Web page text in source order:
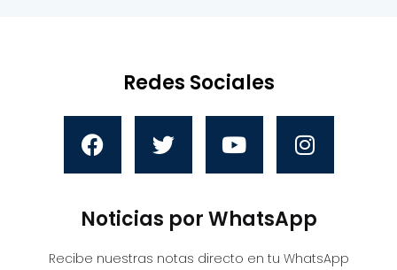
Redes Sociales
Noticias por WhatsApp
Recibe nuestras notas directo en tu WhatsApp